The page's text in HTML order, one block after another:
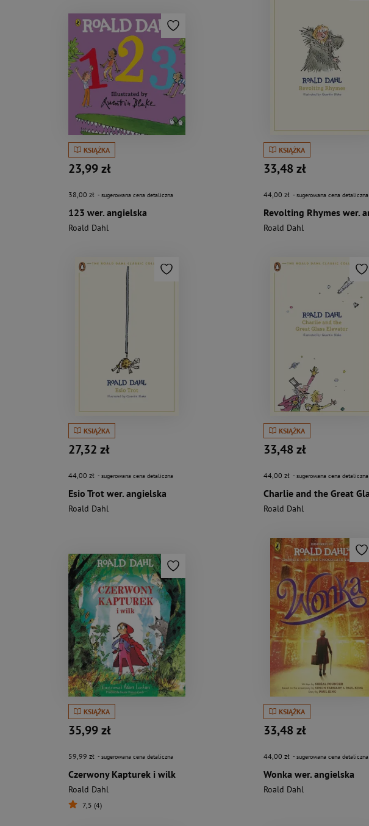
KSIĄŻKA
23,99 zł
38,00 zł - sugerowana cena detaliczna
123 wer. angielska
Roald Dahl
KSIĄŻKA
33,48 zł
44,00 zł - sugerowana cena detaliczna
Roald Dahl
KSIĄŻKA
27,32 zł
44,00 zł - sugerowana cena detaliczna
Esio Trot wer. angielska
Roald Dahl
KSIĄŻKA
33,48 zł
44,00 zł - sugerowana cena detaliczna
Roald Dahl
KSIĄŻKA
35,99 zł
59,99 zł - sugerowana cena detaliczna
Czerwony Kapturek i wilk
Roald Dahl
7,5 (4)
KSIĄŻKA
33,48 zł
44,00 zł - sugerowana cena detaliczna
Wonka wer. angielska
Roald Dahl